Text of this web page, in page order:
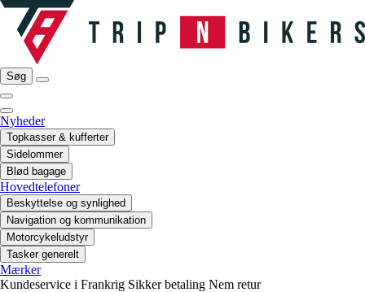
Søg
Nyheder
Topkasser & kufferter
Sidelommer
Blød bagage
Hovedtelefoner
Beskyttelse og synlighed
Navigation og kommunikation
Motorcykeludstyr
Tasker generelt
Mærker
Kundeservice i Frankrig Sikker betaling Nem retur